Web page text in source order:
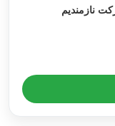
نازمندیم